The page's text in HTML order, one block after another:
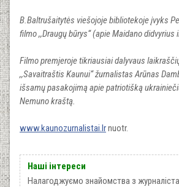
B.Baltrušaitytės viešojoje bibliotekoje įvyks
filmo ,,Draugų būrys“ (apie Maidano didvyrius
Filmo premjeroje tikriausiai dalyvaus
,,Savaitraštis Kaunui“ žurnalistas Arūnas
išsamų pasakojimą apie patriotišką
Nemuno kraštą.
www.kaunozurnalistai.lrnuotr.
Наші інтереси
Налагоджуємо знайомства з